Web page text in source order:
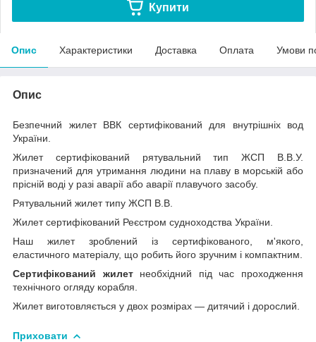
Купити
Опис Характеристики Доставка Оплата Умови
Опис
Безпечний жилет ВВК сертифікований для внутрішніх вод
України.
Жилет сертифікований рятувальний тип ЖСП В.В.У.
призначений для утримання людини на плаву в морській або
прісній воді у разі аварії або аварії плавучого засобу.
Рятувальний жилет типу ЖСП В.В.
Жилет сертифікований Реєстром судноходства України.
Наш жилет зроблений із сертифікованого, м'якого,
еластичного матеріалу, що робить його зручним і компактним.
Сертифікований жилетнеобхідний під час проходження
технічного огляду корабля.
Жилет виготовляється у двох розмірах — дитячий і дорослий.
Приховати